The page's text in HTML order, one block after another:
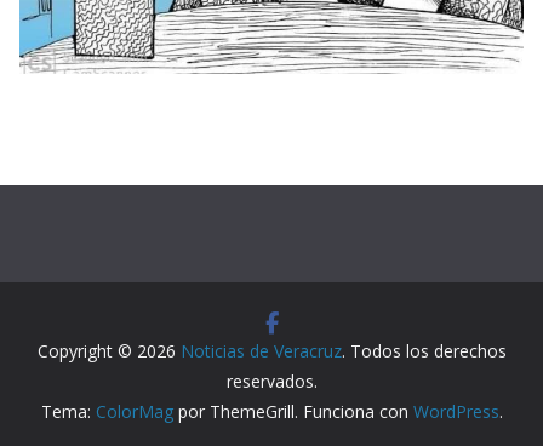
Copyright © 2026 Noticias de Veracruz. Todos los derechos
reservados.
Tema: ColorMagpor ThemeGrill. Funciona con WordPress.